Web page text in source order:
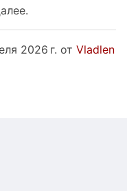
2026 г. от Vladlen